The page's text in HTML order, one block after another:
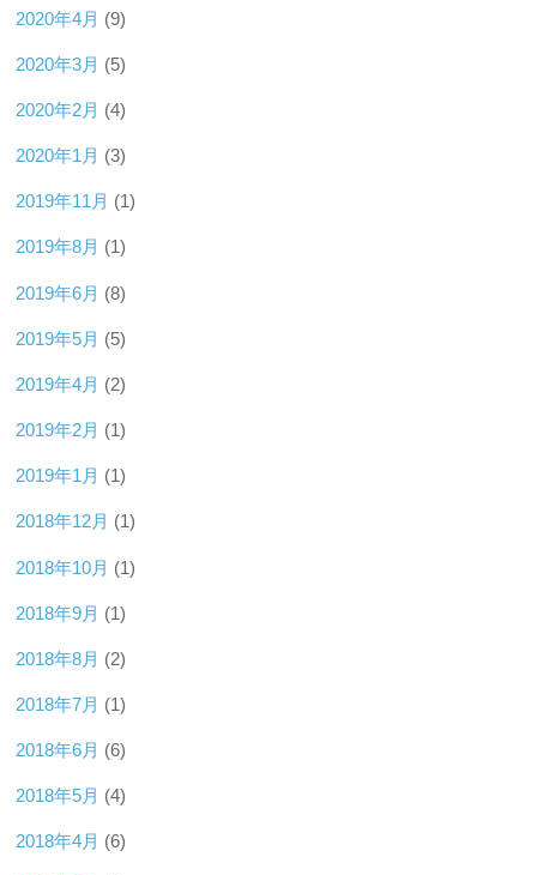
2020年4月 (9)
2020年3月 (5)
2020年2月 (4)
2020年1月 (3)
2019年11月 (1)
2019年8月 (1)
2019年6月 (8)
2019年5月 (5)
2019年4月 (2)
2019年2月 (1)
2019年1月 (1)
2018年12月 (1)
2018年10月 (1)
2018年9月 (1)
2018年8月 (2)
2018年7月 (1)
2018年6月 (6)
2018年5月 (4)
2018年4月 (6)